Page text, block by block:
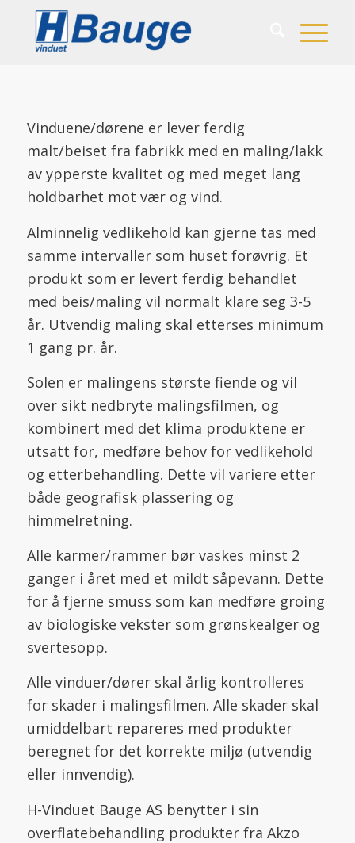
Vinduene/dørene er lever ferdig
malt/beiset fra fabrikk med en maling/lakk
av ypperste kvalitet og med meget lang
holdbarhet mot vær og vind.
Alminnelig vedlikehold kan gjerne tas med
samme intervaller som huset forøvrig. Et
produkt som er levert ferdig behandlet
med beis/maling vil normalt klare seg 3-5
år. Utvendig maling skal etterses minimum
1 gang pr. år.
Solen er malingens største fiende og vil
over sikt nedbryte malingsfilmen, og
kombinert med det klima produktene er
utsatt for, medføre behov for vedlikehold
og etterbehandling. Dette vil variere etter
både geografisk plassering og
himmelretning.
Alle karmer/rammer bør vaskes minst 2
ganger i året med et mildt såpevann. Dette
for å fjerne smuss som kan medføre groing
av biologiske vekster som grønskealger og
svertesopp.
Alle vinduer/dører skal årlig kontrolleres
for skader i malingsfilmen. Alle skader skal
umiddelbart repareres med produkter
beregnet for det korrekte miljø (utvendig
eller innvendig).
H-Vinduet Bauge AS benytter i sin
overflatebehandling produkter fra Akzo